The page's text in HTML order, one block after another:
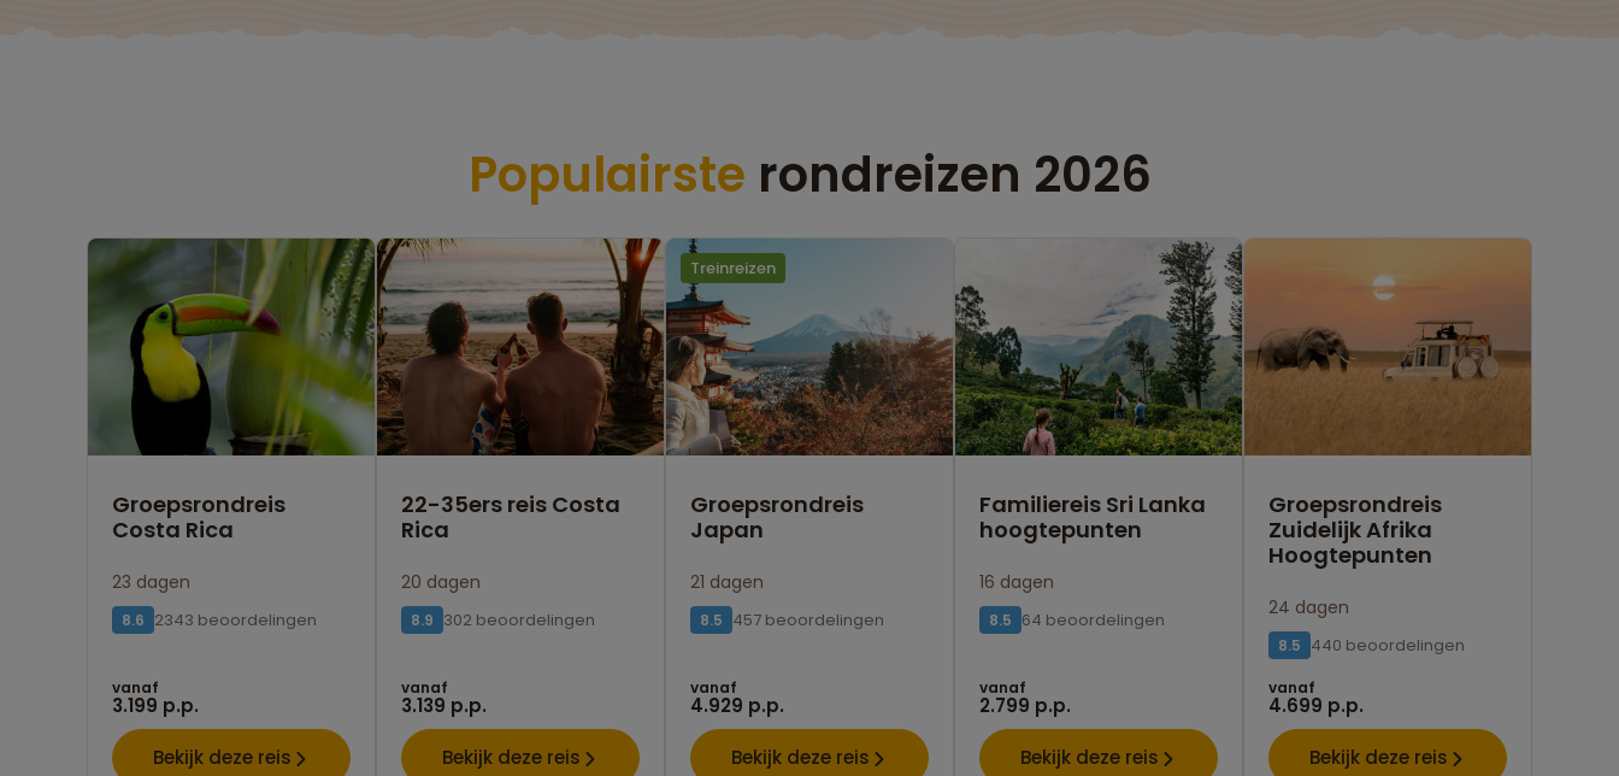
Populairste rondreizen 2026
Groepsrondreis
Costa Rica
23 dagen
8.6 2343 beoordelingen
vanaf
3.199 p.p.
Bekijk deze reis
22-35ers reis Costa
Rica
20 dagen
8.9 302 beoordelingen
vanaf
3.139 p.p.
Bekijk deze reis
Treinreizen
Groepsrondreis
Japan
21 dagen
8.5 457 beoordelingen
vanaf
4.929 p.p.
Bekijk deze reis
Familiereis Sri Lanka
hoogtepunten
16 dagen
8.5 64 beoordelingen
vanaf
2.799 p.p.
Bekijk deze reis
Groepsrondreis
Zuidelijk Afrika
Hoogtepunten
24 dagen
8.5 440 beoordelingen
vanaf
4.699 p.p.
Bekijk deze reis